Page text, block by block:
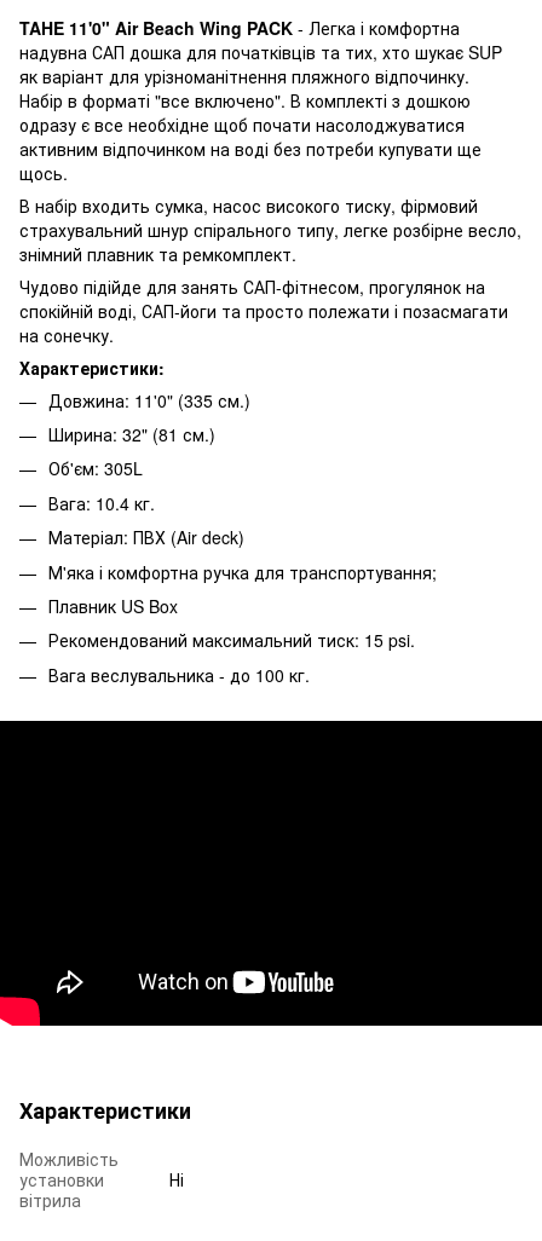
TAHE 11'0" Air Beach Wing PACK - Легка і комфортна
надувна САП дошка для початківців та тих, хто шукає SUP
як варіант для урізноманітнення пляжного відпочинку.
Набір в форматі "все включено". В комплекті з дошкою
одразу є все необхідне щоб почати насолоджуватися
активним відпочинком на воді без потреби купувати ще
щось.
В набір входить сумка, насос високого тиску, фірмовий
страхувальний шнур спірального типу, легке розбірне весло,
знімний плавник та ремкомплект.
Чудово підійде для занять САП-фітнесом, прогулянок на
спокійній воді, САП-йоги та просто полежати і позасмагати
на сонечку.
Характеристики:
Довжина: 11'0" (335 см.)
Ширина: 32" (81 см.)
Об'єм: 305L
Вага: 10.4 кг.
Матеріал: ПВХ (Air deck)
М'яка і комфортна ручка для транспортування;
Плавник US Box
Рекомендований максимальний тиск: 15 psi.
Вага веслувальника - до 100 кг.
Характеристики
Можливість
установки
вітрила
Ні